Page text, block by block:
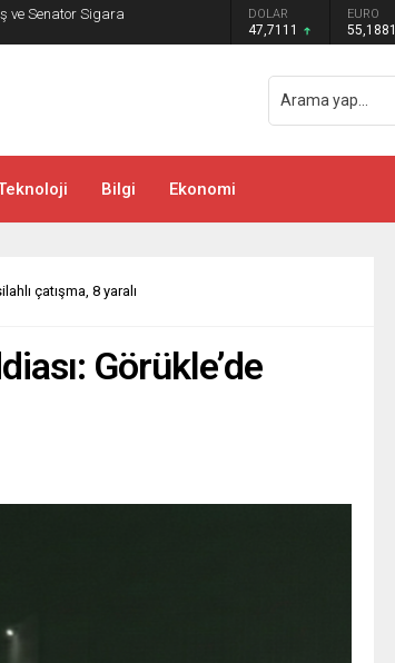
Ritmi Yakalayın! DOLAR
47,7111
EURO
55,1881
Bilgi Ekonomi
çatışma, 8 yaralı
Görükle’de